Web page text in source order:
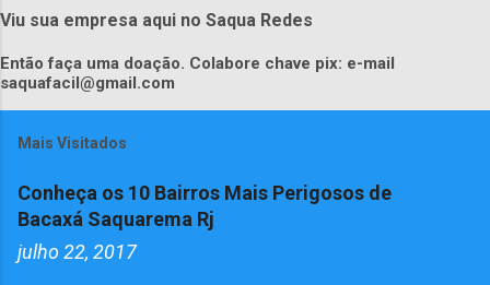
Viu sua empresa aqui no Saqua Redes
Então faça uma doação. Colabore chave pix: e-mail
saquafacil@gmail.com
Mais Visitados
Conheça os 10 Bairros Mais Perigosos de
Bacaxá Saquarema Rj
julho 22, 2017